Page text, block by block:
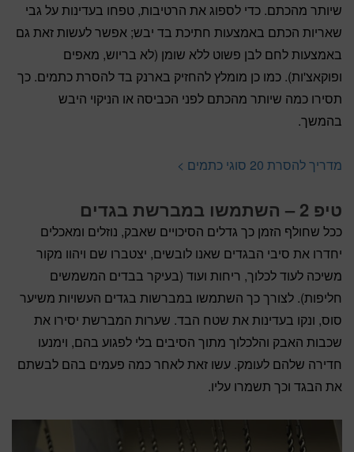
שיותר מהכתם. כדי לספוג את הרטיבות, טפחו בעדינות על גבי
שאריות הכתם באמצעות חתיכת בד יבש; אפשר לעשות זאת גם
באמצעות לחם לבן פשוט ללא שומן (לא בריוש, מאפים
ופוקאצ'ות). כמו כן מומלץ להחזיק בארנק בד להסרת כתמים. כך
תסירו כמה שיותר מהכתם לפני הכביסה או הניקוי היבש
בהמשך.
מדריך להסרת 20 סוגי כתמים >
טיפ 2 – השתמשו במברשת בגדים
ככל שחולף הזמן כך גדלים הסיכויים שאבק, נוזלים ומאכלים
יחדרו את סיבי הבגדים שאנו לובשים, יצטברו שם ויהוו מקור
משיכה לעוד לכלוך, ריחות ועוד (בעיקר בבדים המשמשים
חליפות). לצורך כך השתמשו במברשות בגדים העשויות משיער
סוס, ונקו בעדינות את שטח הבד. שערות המברשת יסירו את
שכבות האבק והלכלוך מתוך הסיבים בלי לפגוע בהם, וימנעו
חדירה שלהם לעומק. עשו זאת לאחר כמה פעמים בהם לבשתם
את הבגד וכך תשמרו עליו.